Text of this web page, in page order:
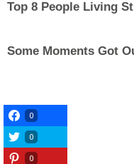
0
0
0